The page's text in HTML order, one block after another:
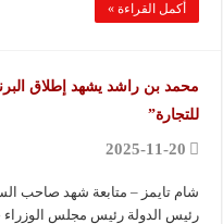
أكمل القراءة »
محمد بن راشد يشهد إطلاق
للتجارة”
2025-11-20
شام تايمز – متابعة شهد صاحب
رئيس الدولة رئيس مجلس الوزراء